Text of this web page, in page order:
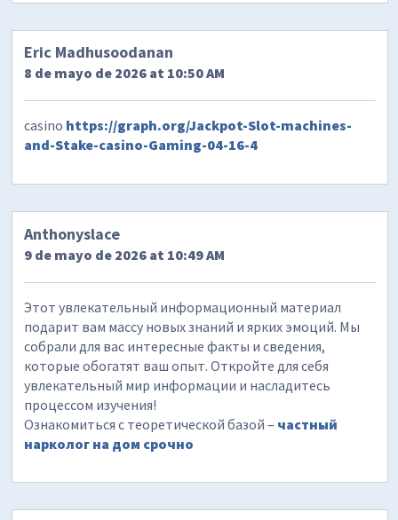
Eric Madhusoodanan
8 de mayo de 2026 at 10:50 AM
casino https://graph.org/Jackpot-Slot-machines-
and-Stake-casino-Gaming-04-16-4
Anthonyslace
9 de mayo de 2026 at 10:49 AM
Этот увлекательный информационный материал
подарит вам массу новых знаний и ярких эмоций. Мы
собрали для вас интересные факты и сведения,
которые обогатят ваш опыт. Откройте для себя
увлекательный мир информации и насладитесь
процессом изучения!
Ознакомиться с теоретической базой – частный
нарколог на дом срочно